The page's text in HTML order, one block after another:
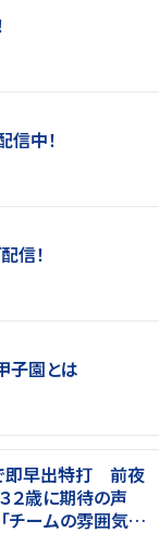
中！
信！
子園とは
即早出特打 前夜
２歳に期待の声
チームの雰囲気が